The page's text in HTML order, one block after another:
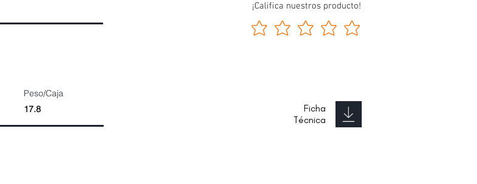
Peso/Caja
17.8
¡Califica nuestros producto!
Ficha
Técnica